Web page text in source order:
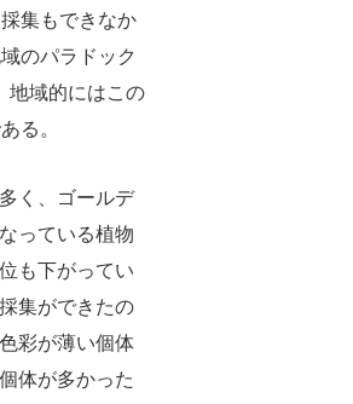
集もできなか
のパラドック
地域的にはこの
る。
く、ゴールデ
っている植物
も下がってい
集ができたの
彩が薄い個体
体が多かった